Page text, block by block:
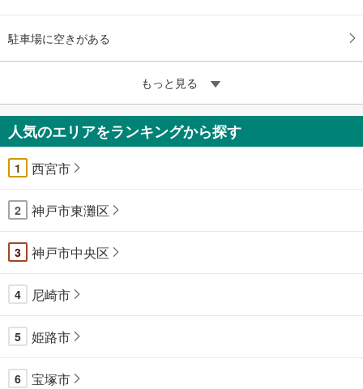
駐車場に空きがある
もっと見る
人気のエリアをランキングから探す
1 西宮市
2 神戸市東灘区
3 神戸市中央区
4 尼崎市
5 姫路市
6 宝塚市